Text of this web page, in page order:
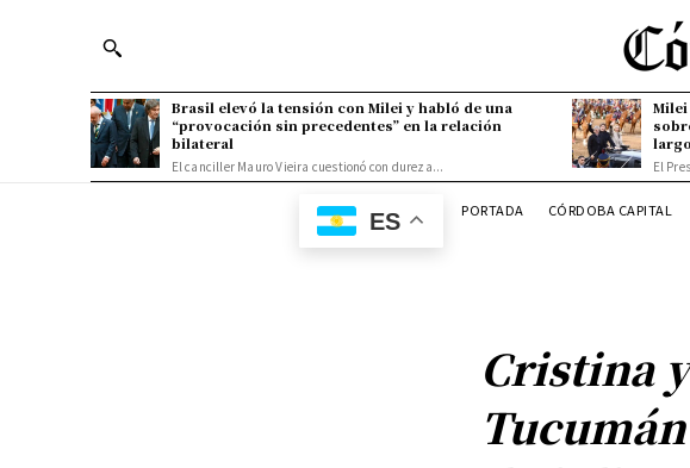
Brasil elevó la tensión con Milei y habló de una
“provocación sin precedentes” en la relación
bilateral
El canciller Mauro Vieira cuestionó con dureza...
Milei
El
ES PORTADA CÓRDOBA CAPITAL
Cristina